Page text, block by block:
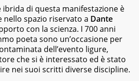
ibrida di questa manifestazione è
nello spazio riservato a Dante
con la scienza. I 700 anni
poeta sono un’occasione per
dell’evento ligure,
che si è interessato ed è stato
nei suoi scritti diverse discipline.